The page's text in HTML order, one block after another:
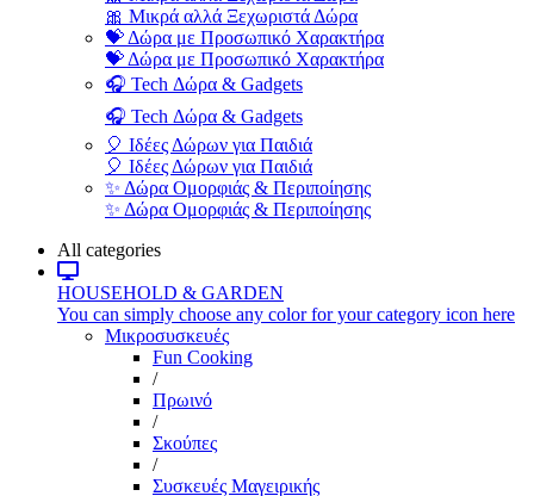
🎀 Μικρά αλλά Ξεχωριστά Δώρα
💝 Δώρα με Προσωπικό Χαρακτήρα
💝 Δώρα με Προσωπικό Χαρακτήρα
🎧 Tech Δώρα & Gadgets
🎧 Tech Δώρα & Gadgets
🎈 Ιδέες Δώρων για Παιδιά
🎈 Ιδέες Δώρων για Παιδιά
✨ Δώρα Ομορφιάς & Περιποίησης
✨ Δώρα Ομορφιάς & Περιποίησης
All categories
HOUSEHOLD & GARDEN
You can simply choose any color for your category icon here
Μικροσυσκευές
Fun Cooking
/
Πρωινό
/
Σκούπες
/
Συσκευές Μαγειρικής